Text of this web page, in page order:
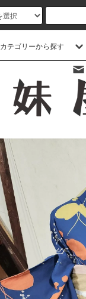
カテゴリーから探す